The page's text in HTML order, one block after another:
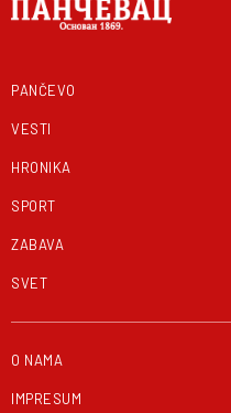
PANČEVO
VESTI
HRONIKA
SPORT
ZABAVA
SVET
O NAMA
IMPRESUM